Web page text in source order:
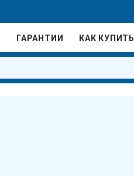
ГАРАНТИИ КАК КУПИТЬ